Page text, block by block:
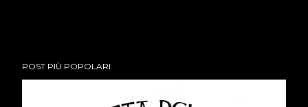
POST PIÙ POPOLARI